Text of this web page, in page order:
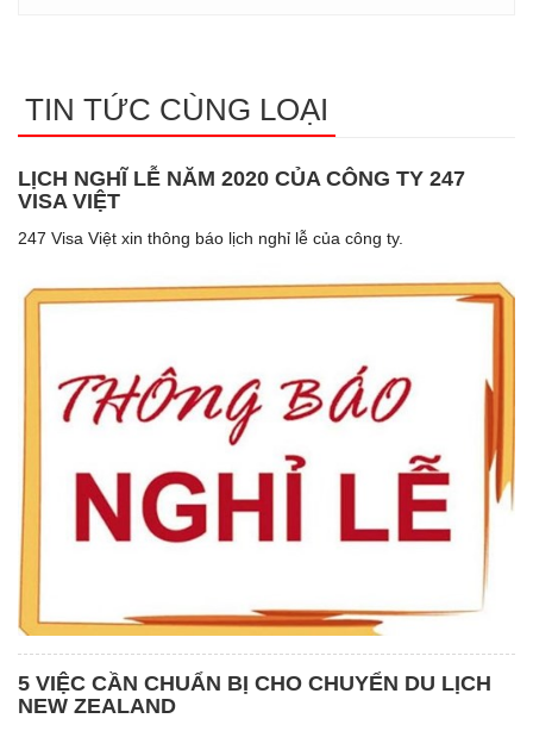
TIN TỨC CÙNG LOẠI
LỊCH NGHĨ LỄ NĂM 2020 CỦA CÔNG TY 247
VISA VIỆT
247 Visa Việt xin thông báo lịch nghỉ lễ của công ty.
5 VIỆC CẦN CHUẨN BỊ CHO CHUYỂN DU LỊCH
NEW ZEALAND